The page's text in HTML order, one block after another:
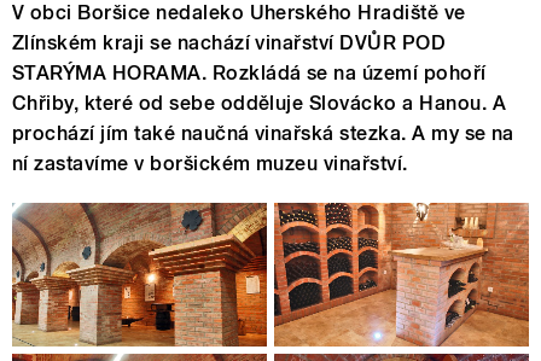
V obci Boršice nedaleko Uherského Hradiště ve
Zlínském kraji se nachází vinařství DVŮR POD
STARÝMA HORAMA. Rozkládá se na území pohoří
Chřiby, které od sebe odděluje Slovácko a Hanou. A
prochází jím také naučná vinařská stezka. A my se na
ní zastavíme v boršickém muzeu vinařství.